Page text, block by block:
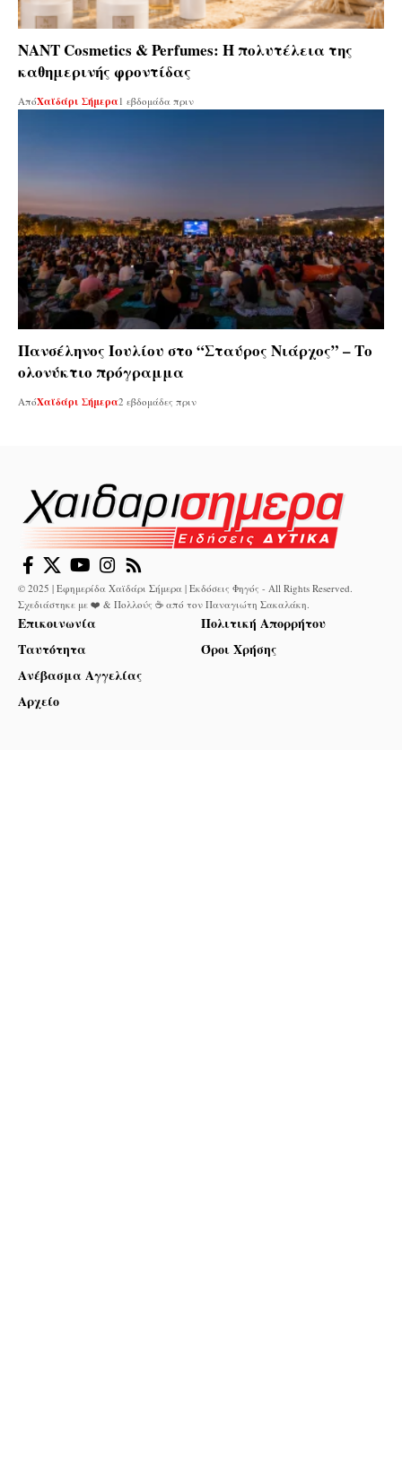
ΝΑΝΤ Cosmetics & Perfumes: Η πολυτέλεια της
καθημερινής φροντίδας
ΑπόΧαϊδάρι Σήμερα 1 εβδομάδα πριν
Πανσέληνος Ιουλίου στο “Σταύρος Νιάρχος” – Το
ολονύκτιο πρόγραμμα
ΑπόΧαϊδάρι Σήμερα2 εβδομάδες πριν
© 2025 | Εφημερίδα Χαϊδάρι Σήμερα | Εκδόσεις Φηγός - All Rights Reserved.
Σχεδιάστηκε με ❤️ & Πολλούς ☕ από τον Παναγιώτη Σακαλάκη.
Επικοινωνία
Ταυτότητα
Ανέβασμα Αγγελίας
Αρχείο
Πολιτική Απορρήτου
Όροι Χρήσης